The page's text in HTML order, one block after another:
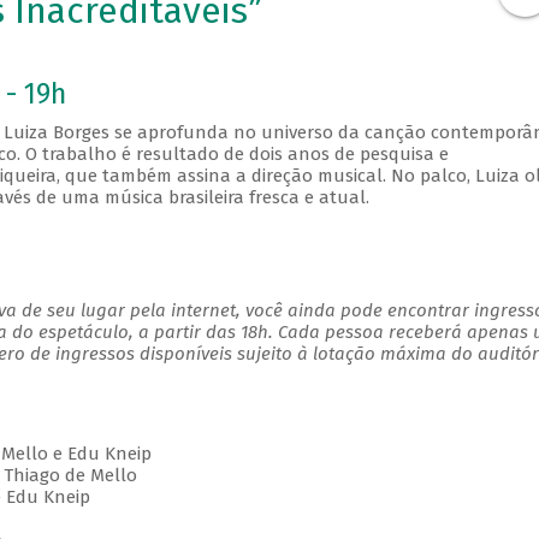
Inacreditáveis”
19h
Borges se aprofunda no universo da canção
O trabalho é resultado de dois anos de pesquisa e
que também assina a direção musical. No palco, Luiza
de uma música brasileira fresca e atual.
de seu lugar pela internet, você ainda pode encontrar
do espetáculo, a partir das 18h. Cada pessoa receberá apenas
de ingressos disponíveis sujeito à lotação máxima do
e Edu Kneip
de Mello
Edu Kneip